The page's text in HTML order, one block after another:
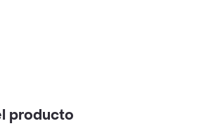
producto